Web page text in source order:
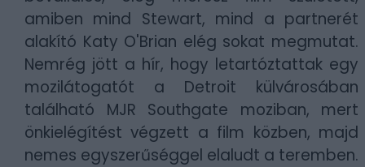
amiben mind Stewart, mind a partnerét
alakító Katy O'Brian elég sokat megmutat.
Nemrég jött a hír, hogy letartóztattak egy
mozilátogatót a Detroit külvárosában
található MJR Southgate moziban, mert
önkielégítést végzett a film közben, majd
nemes egyszerűséggel elaludt a teremben.